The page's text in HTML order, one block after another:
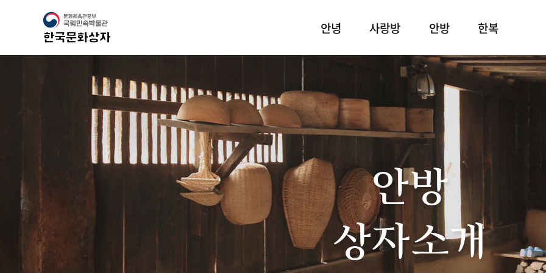
안녕 사랑방 안방 한복
안방
상자소개